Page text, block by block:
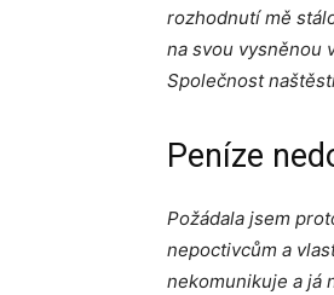
rozhodnutí mě
na svou vysněnou
Společnost
Peníze
Požádala jsem
nepoctivcům a
nekomunikuje a já